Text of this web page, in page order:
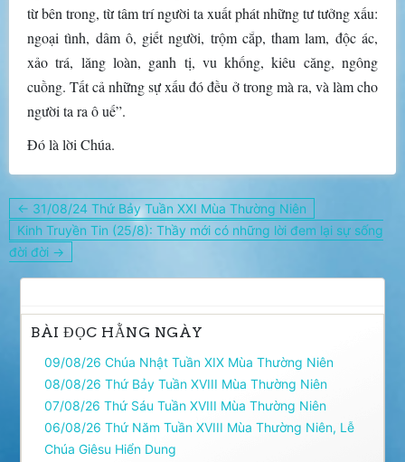
từ bên trong, từ tâm trí người ta xuất phát những tư tưởng xấu:
ngoại tình, dâm ô, giết người, trộm cắp, tham lam, độc ác,
xảo trá, lăng loàn, ganh tị, vu khống, kiêu căng, ngông
cuồng. Tất cả những sự xấu đó đều ở trong mà ra, và làm cho
người ta ra ô uế”.
Ðó là lời Chúa.
Điều
hướng
bài
viết
← 31/08/24 Thứ Bảy Tuần XXI Mùa Thường Niên
Kinh Truyền Tin (25/8): Thầy mới có những lời đem lại sự sống
đời đời →
BÀI ĐỌC HẰNG NGÀY
09/08/26 Chúa Nhật Tuần XIX Mùa Thường Niên
08/08/26 Thứ Bảy Tuần XVIII Mùa Thường Niên
07/08/26 Thứ Sáu Tuần XVIII Mùa Thường Niên
06/08/26 Thứ Năm Tuần XVIII Mùa Thường Niên, Lễ
Chúa Giêsu Hiển Dung